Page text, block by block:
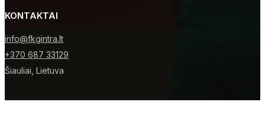
KONTAKTAI
info@fkgintra.lt
+370 687 33129
Šiauliai, Lietuva